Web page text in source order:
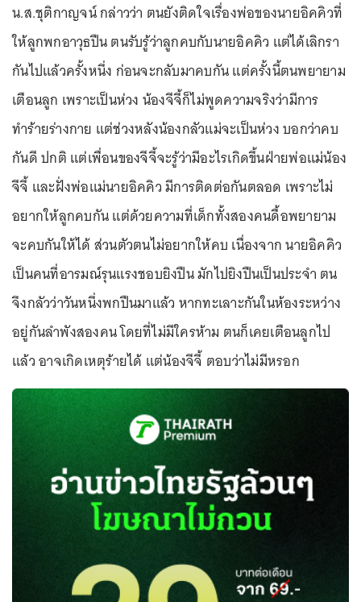
น.ส.ชุติกาญจน์ กล่าวว่า ตนยังติดใจเรื่องพ่อของนายอิคคิวที่
ให้ลูกพกอาวุธปืน ตนรับรู้ว่าลูกคบกับนายอิคคิว แต่ได้เลิกรา
กันไปแล้วครั้งหนึ่ง ก่อนจะกลับมาคบกัน แต่ครั้งนี้ตนพยายาม
เตือนลูก เพราะเป็นห่วง น้องจีจี้ก็ไม่พูดความจริงว่ามีการ
ทำร้ายร่างกาย แต่ช่วงหลังน้องกลัวแม่จะเป็นห่วง บอกว่าคบ
กันดี ปกติ แต่เพื่อนของจีจี้จะรู้ว่ามีอะไรเกิดขึ้นฝ่ายพ่อแม่น้อง
จีจี้ และฝั่งพ่อแม่นายอิคคิว มีการติดต่อกันตลอด เพราะไม่
อยากให้ลูกคบกัน แต่ด้วยความที่เด็กทั้งสองคนดื้อพยายาม
จะคบกันให้ได้ ส่วนตัวตนไม่อยากให้คบ เนื่องจาก นายอิคคิว
เป็นคนที่อารมณ์รุนแรงชอบยิงปืน มักไปยิงปืนเป็นประจำ ตน
จึงกลัวว่าวันหนึ่งพกปืนมาแล้ว หากทะเลาะกันในห้องระหว่าง
อยู่กันลำพังสองคน โดยที่ไม่มีใครห้าม ตนก็เคยเตือนลูกไป
แล้ว อาจเกิดเหตุร้ายได้ แต่น้องจีจี้ ตอบว่าไม่มีหรอก